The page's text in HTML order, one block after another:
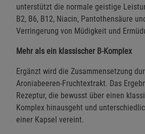
unterstützt die normale geistige
B2, B6, B12, Niacin, Pantothensäure
Verringerung von Müdigkeit und
Mehr als ein klassischer B-Komplex
Ergänzt wird die Zusammensetzung
Aroniabeeren-Fruchtextrakt. Das
Rezeptur, die bewusst über einen
Komplex hinausgeht und
einer Kapsel vereint.